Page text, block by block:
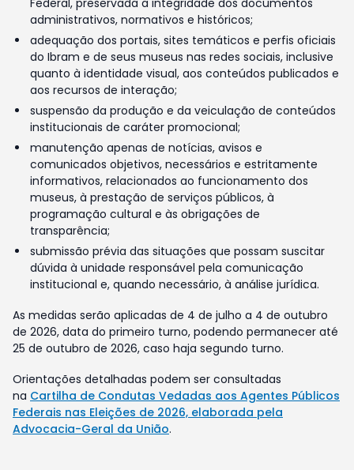
Federal, preservada a integridade dos documentos
administrativos, normativos e históricos;
adequação dos portais, sites temáticos e perfis oficiais
do Ibram e de seus museus nas redes sociais, inclusive
quanto à identidade visual, aos conteúdos publicados e
aos recursos de interação;
suspensão da produção e da veiculação de conteúdos
institucionais de caráter promocional;
manutenção apenas de notícias, avisos e
comunicados objetivos, necessários e estritamente
informativos, relacionados ao funcionamento dos
museus, à prestação de serviços públicos, à
programação cultural e às obrigações de
transparência;
submissão prévia das situações que possam suscitar
dúvida à unidade responsável pela comunicação
institucional e, quando necessário, à análise jurídica.
As medidas serão aplicadas de 4 de julho a 4 de outubro
de 2026, data do primeiro turno, podendo permanecer até
25 de outubro de 2026, caso haja segundo turno.
Orientações detalhadas podem ser consultadas
na Cartilha de Condutas Vedadas aos Agentes Públicos
Federais nas Eleições de 2026, elaborada pela
Advocacia-Geral da União.